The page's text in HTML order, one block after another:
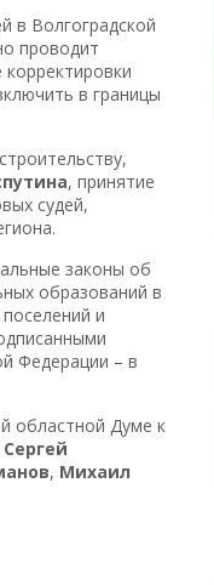
в Волгоградской
проводит
в границы
, принятие
судей,
законы об
образований в
и
Федерации – в
областной Думе к
Сергей
, Михаил